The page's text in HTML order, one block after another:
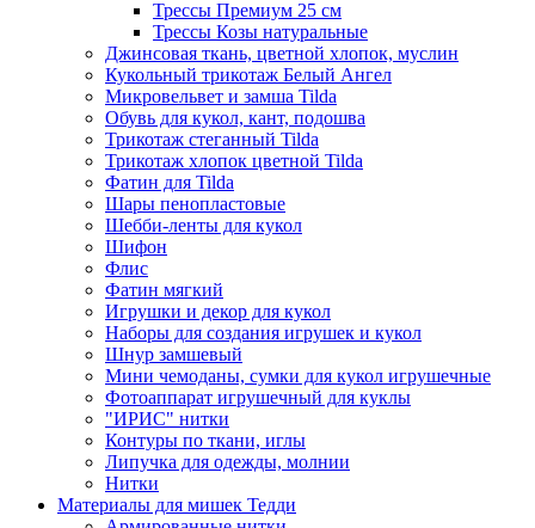
Трессы Премиум 25 см
Трессы Козы натуральные
Джинсовая ткань, цветной хлопок, муслин
Кукольный трикотаж Белый Ангел
Микровельвет и замша Tilda
Обувь для кукол, кант, подошва
Трикотаж стеганный Tilda
Трикотаж хлопок цветной Tilda
Фатин для Tilda
Шары пенопластовые
Шебби-ленты для кукол
Шифон
Флис
Фатин мягкий
Игрушки и декор для кукол
Наборы для создания игрушек и кукол
Шнур замшевый
Мини чемоданы, сумки для кукол игрушечные
Фотоаппарат игрушечный для куклы
"ИРИС" нитки
Контуры по ткани, иглы
Липучка для одежды, молнии
Нитки
Материалы для мишек Тедди